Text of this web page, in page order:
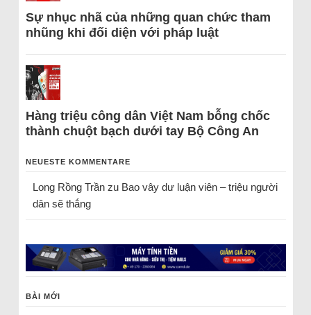
Sự nhục nhã của những quan chức tham
nhũng khi đối diện với pháp luật
Hàng triệu công dân Việt Nam bỗng chốc
thành chuột bạch dưới tay Bộ Công An
NEUESTE KOMMENTARE
Long Rồng Trầnzu Bao vây dư luận viên – triệu người
dân sẽ thắng
BÀI MỚI